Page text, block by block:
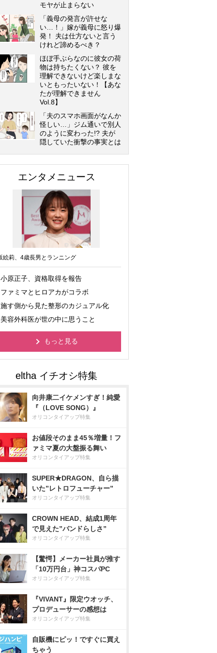
モヤが止まらない
「義母の発言が許せな
い…！」嫁が義母に怒り爆
発！ 夫は仕方ないと言う
けれど諦めるべき？
ほぼ手ぶらなのに彼女の荷
物は持ちたくない？ 彼を
理解できないけど楽しまな
いともったいない！【あな
たが理解できません
Vol.8】
「夫のスマホ画面がなんか
怪しい…」ジム通いで別人
のように変わった!? 夫が
隠していた衝撃の事実とは
エンタメニュース
絵莉、4歳長男とランニング
小原正子、資格取得を報告
ファミマとヒロアカがコラボ
施す側から見た整形のカジュアル化
美容外科医が世の中に思うこと
もっと見る
向井康二イケメンすぎ！純愛
『（LOVE SONG）』
オリコンタイアップ特集
お値段そのまま45％増量！フ
ァミマ夏の大盤振る舞い
オリコンタイアップ特集
SUPER★DRAGON、自ら描
いた”レトロフューチャー”
オリコンタイアップ特集
CROWN HEAD、結成1周年
で見えた”バンドらしさ”
オリコンタイアップ特集
【驚愕】メーカー社員が推す
「10万円台」神コスパPC
オリコンタイアップ特集
『VIVANT』限定ウオッチ、
プロデューサーの感想は
オリコンタイアップ特集
自販機にピッ！ですぐに買え
ちゃう